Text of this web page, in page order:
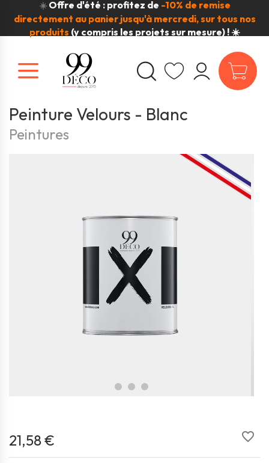
☀️ Offre d'été : profitez de -10% de remise
directement au panier jusqu'à mercredi, sur tous nos
produits (y compris les projets sur mesure) ! ☀️
Peinture Velours - Blanc
Peintures
favorite_border
21,58 €